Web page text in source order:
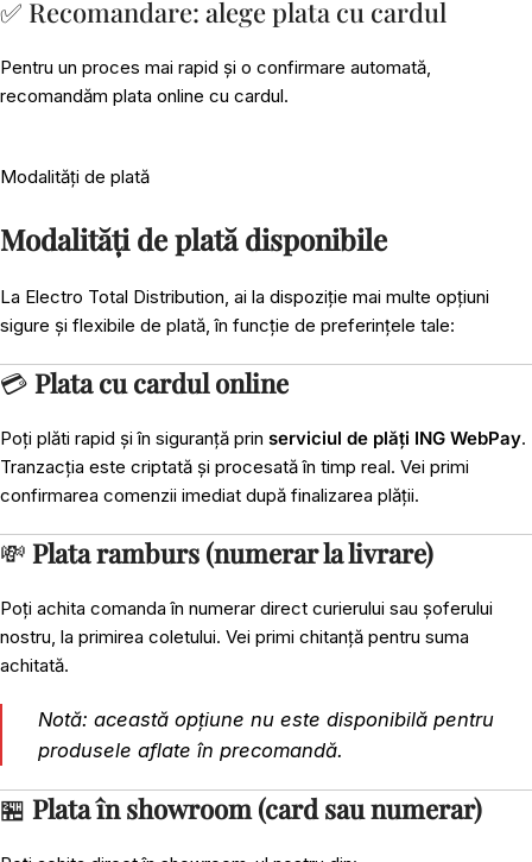
✅ Recomandare: alege plata cu cardul
Pentru un proces mai rapid și o confirmare automată,
recomandăm plata online cu cardul.
Modalități de plată
Modalități de plată disponibile
La Electro Total Distribution, ai la dispoziție mai multe opțiuni
sigure și flexibile de plată, în funcție de preferințele tale:
💳 Plata cu cardul online
Poți plăti rapid și în siguranță prin serviciul de plăți ING WebPay.
Tranzacția este criptată și procesată în timp real. Vei primi
confirmarea comenzii imediat după finalizarea plății.
💸 Plata ramburs (numerar la livrare)
Poți achita comanda în numerar direct curierului sau șoferului
nostru, la primirea coletului. Vei primi chitanță pentru suma
achitată.
Notă: această opțiune nu este disponibilă pentru
produsele aflate în precomandă.
🏪 Plata în showroom (card sau numerar)